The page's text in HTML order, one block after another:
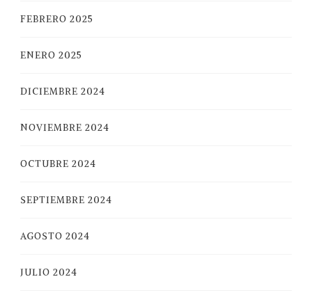
FEBRERO 2025
ENERO 2025
DICIEMBRE 2024
NOVIEMBRE 2024
OCTUBRE 2024
SEPTIEMBRE 2024
AGOSTO 2024
JULIO 2024